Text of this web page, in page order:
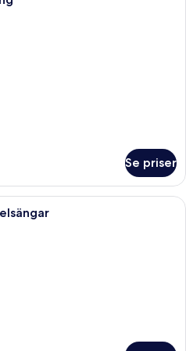
Se priser
Ett hotellrum med två sängar, ett